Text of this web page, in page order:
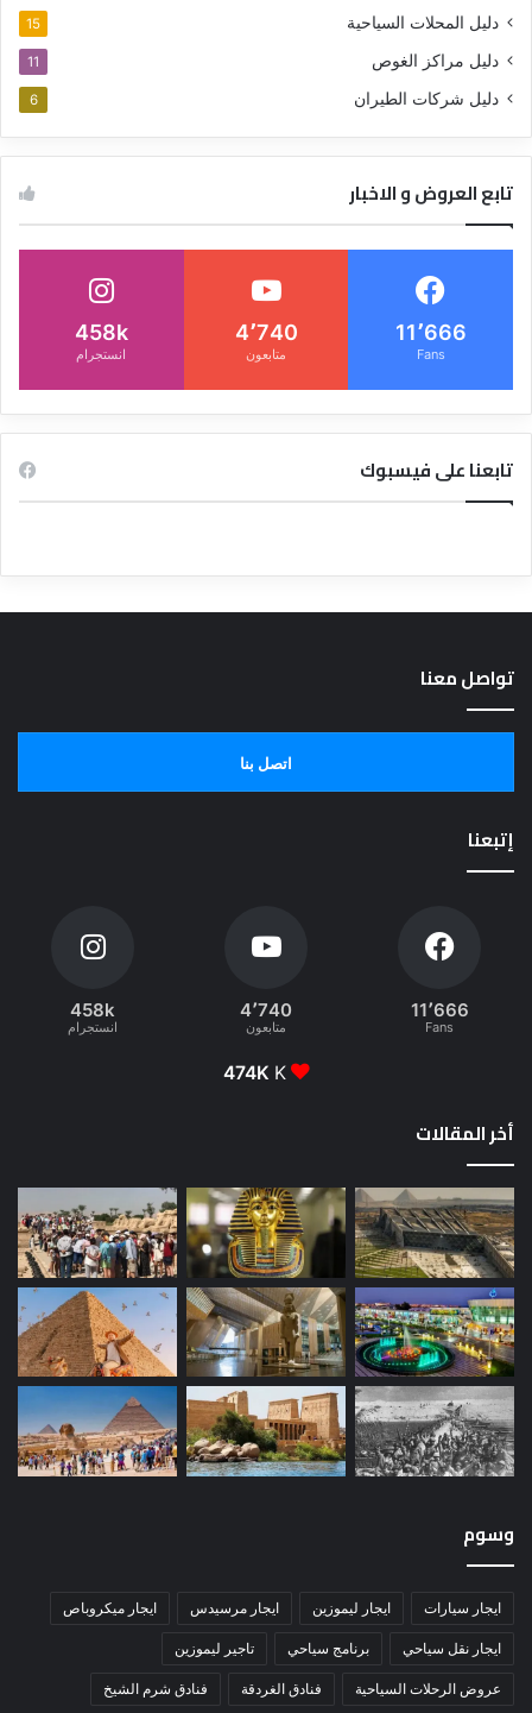
دليل المحلات السياحية 15
دليل مراكز الغوص 11
دليل شركات الطيران 6
تابع العروض و الاخبار
11٬666
Fans
4٬740
متابعون
458k
انستجرام
تابعنا على فيسبوك
تواصل معنا
اتصل بنا
إتبعنا
11٬666
Fans
4٬740
متابعون
458k
انستجرام
474K K
أخر المقالات
وسوم
ايجار سيارات ايجار ليموزين ايجار مرسيدس ايجار ميكروباص
ايجار نقل سياحي برنامج سياحي تاجير ليموزين
عروض الرحلات السياحية فنادق الغردقة فنادق شرم الشيخ